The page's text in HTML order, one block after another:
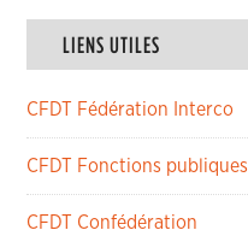
LIENS UTILES
CFDT Fédération Interco
CFDT Fonctions publiques
CFDT Confédération